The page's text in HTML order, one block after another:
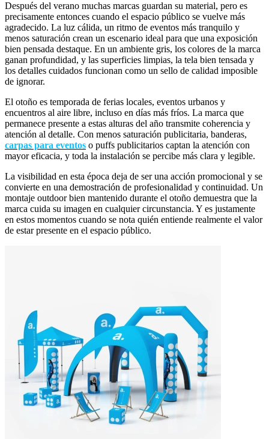
Después del verano muchas marcas guardan su material, pero es
precisamente entonces cuando el espacio público se vuelve más
agradecido. La luz cálida, un ritmo de eventos más tranquilo y
menos saturación crean un escenario ideal para que una exposición
bien pensada destaque. En un ambiente gris, los colores de la marca
ganan profundidad, y las superficies limpias, la tela bien tensada y
los detalles cuidados funcionan como un sello de calidad imposible
de ignorar.
El otoño es temporada de ferias locales, eventos urbanos y
encuentros al aire libre, incluso en días más fríos. La marca que
permanece presente a estas alturas del año transmite coherencia y
atención al detalle. Con menos saturación publicitaria, banderas,
carpas para eventos o puffs publicitarios captan la atención con
mayor eficacia, y toda la instalación se percibe más clara y legible.
La visibilidad en esta época deja de ser una acción promocional y se
convierte en una demostración de profesionalidad y continuidad. Un
montaje outdoor bien mantenido durante el otoño demuestra que la
marca cuida su imagen en cualquier circunstancia. Y es justamente
en estos momentos cuando se nota quién entiende realmente el valor
de estar presente en el espacio público.